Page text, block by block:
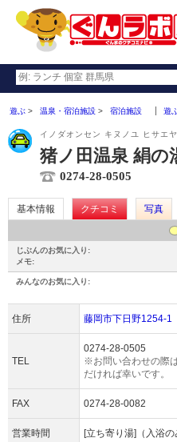
遊ぶ 温泉・宿泊施設 宿泊施設 遊
イノダオンセン キヌノユ ヒサエ
猪ノ田温泉 絹の
0274-28-0505
基本情報 クチコミ
写真
じぶんのお気に入り:
メモ:
みんなのお気に入り:
住所 藤岡市下日野1254-1
TEL
0274-28-0505
※お問い合わせの際
だければ幸いです。
FAX 0274-28-0082
営業時間 [立ち寄り湯]（入浴